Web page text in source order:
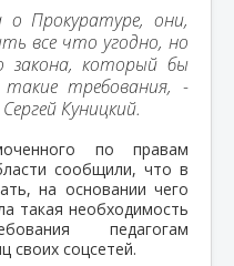
о Прокуратуре, они,
все что угодно, но
закона, который бы
такие требования, -
Куницкий.
по правам
сообщили, что в
на основании чего
такая необходимость
педагогам
своих соцсетей.